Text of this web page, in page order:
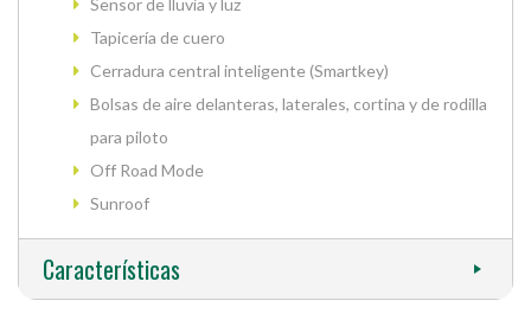
Tapicería de cuero
Cerradura central inteligente (Smartkey)
Bolsas de aire delanteras, laterales, cortina y de rodilla
para piloto
Off Road Mode
Sunroof
Características